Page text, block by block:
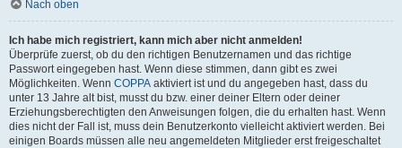
Nach oben
Ich habe mich registriert, kann mich aber nicht anmelden!
Überprüfe zuerst, ob du den richtigen Benutzernamen und das richtige
Passwort eingegeben hast. Wenn diese stimmen, dann gibt es zwei
Möglichkeiten. Wenn COPPA aktiviert ist und du angegeben hast, dass du
unter 13 Jahre alt bist, musst du bzw. einer deiner Eltern oder deiner
Erziehungsberechtigten den Anweisungen folgen, die du erhalten hast. Wenn
dies nicht der Fall ist, muss dein Benutzerkonto vielleicht aktiviert werden. Bei
einigen Boards müssen alle neu angemeldeten Mitglieder erst freigeschaltet